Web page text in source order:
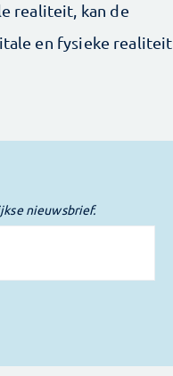
realiteit, kan de
en fysieke ­realiteit
nieuwsbrief.